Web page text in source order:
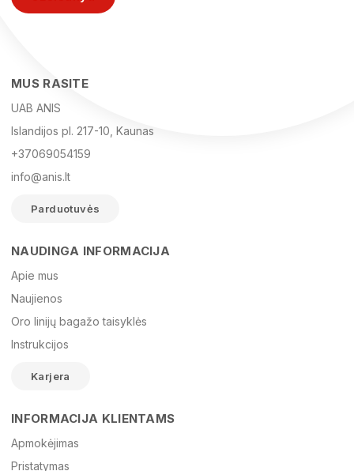
El. paštas
Žinutė
MUS RASITE
UAB ANIS
Islandijos pl. 217-10, Kaunas
+37069054159
info@anis.lt
Parduotuvės
NAUDINGA INFORMACIJA
Apie mus
Naujienos
Oro linijų bagažo taisyklės
Instrukcijos
Karjera
INFORMACIJA KLIENTAMS
Apmokėjimas
Pristatymas